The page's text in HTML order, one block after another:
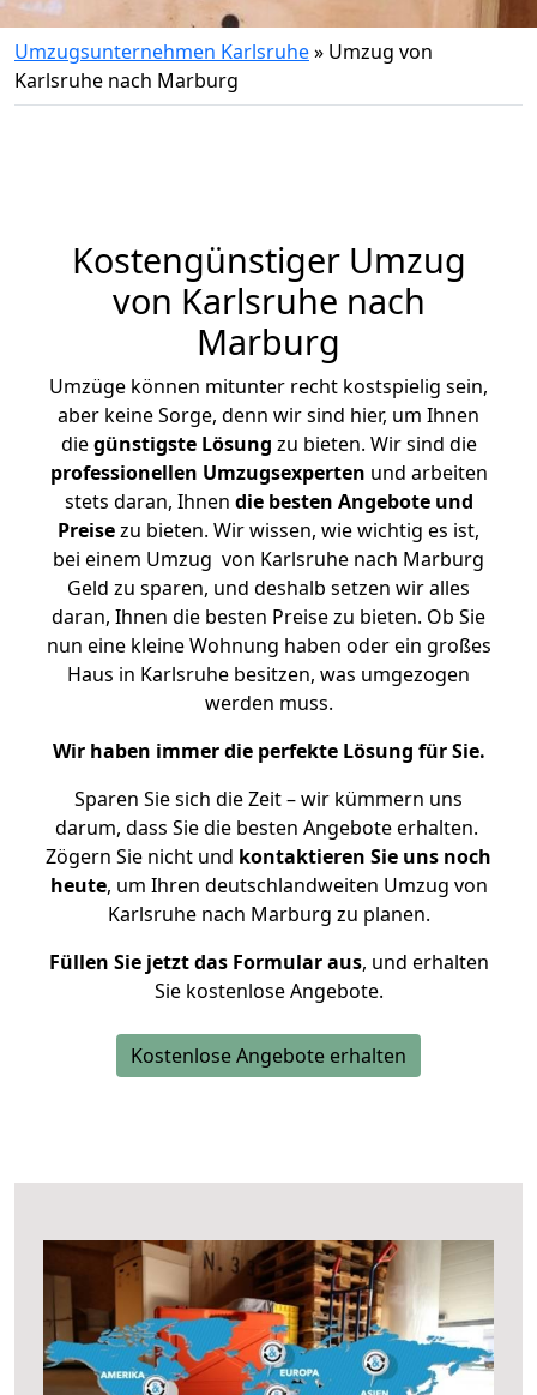
Umzugsunternehmen Karlsruhe» Umzug von
Karlsruhe nach Marburg
Kostengünstiger Umzug
von Karlsruhe nach
Marburg
Umzüge können mitunter recht kostspielig sein,
aber keine Sorge, denn wir sind hier, um Ihnen
diegünstigste Lösung zu bieten. Wir sind die
professionellen Umzugsexperten und arbeiten
stets daran, Ihnen die besten Angebote und
Preisezu bieten. Wir wissen, wie wichtig es ist,
bei einem Umzug von Karlsruhe nach Marburg
Geld zu sparen, und deshalb setzen wir alles
daran, Ihnen die besten Preise zu bieten. Ob Sie
nun eine kleine Wohnung haben oder ein großes
Haus in Karlsruhe besitzen, was umgezogen
werden muss.
Wir haben immer die perfekte Lösung für Sie.
Sparen Sie sich die Zeit – wir kümmern uns
darum, dass Sie die besten Angebote erhalten.
Zögern Sie nicht und kontaktieren Sie uns noch
heute, um Ihren deutschlandweiten Umzug von
Karlsruhe nach Marburg zu planen.
Füllen Sie jetzt das Formular aus, und erhalten
Sie kostenlose Angebote.
Kostenlose Angebote erhalten